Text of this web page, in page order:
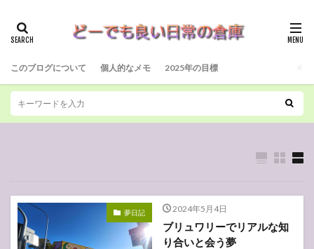
このブログについて 個人的なメモ 2025年の目標
夢日記 2024年5月4日
ブリュワリーでリアルな知
り合いと会う夢